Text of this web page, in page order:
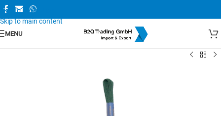
Skip to navigation
Skip to main content
MENU